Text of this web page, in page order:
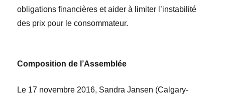
obligations financières et aider à limiter l’instabilité
des prix pour le consommateur.
Composition de l’Assemblée
Le 17 novembre 2016, Sandra Jansen (Calgary-